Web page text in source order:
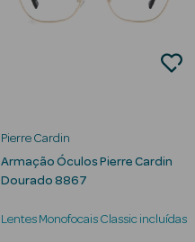
Pierre Cardin
Armação Óculos Pierre Cardin
Dourado 8867
Lentes Monofocais Classic incluídas